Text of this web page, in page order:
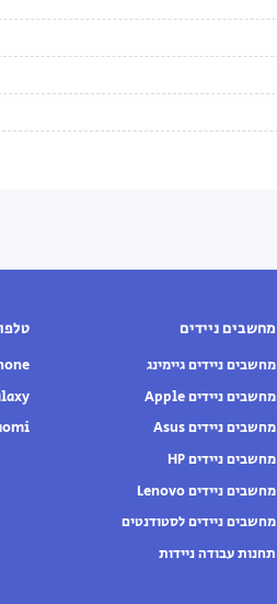
מחשבים ניידים
מחשבים ניידים גיימינג
מחשבים ניידים Apple
מחשבים ניידים Asus
מחשבים ניידים HP
מחשבים ניידים Lenovo
מחשבים ניידים לסטודנטים
תחנות עבודה ניידות